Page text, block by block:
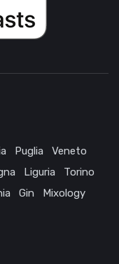
Puglia
Veneto
Liguria
Torino
Gin
Mixology